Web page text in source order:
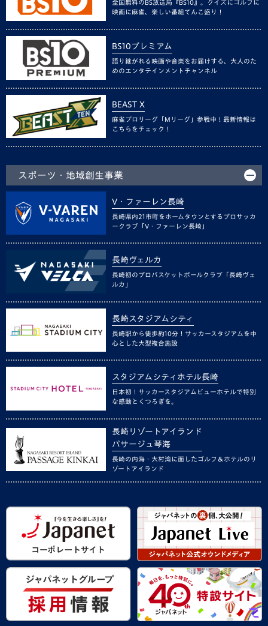
全国無料のBS放送局『BS10』。クイズにゴルフに
映画に麻雀、楽しい番組てんこ盛り！
BS10プレミアム
語り継がれる映画や音楽をお届けする、大人のた
めのエンタテインメントチャンネル
BEAST X
麻雀プロリーグ「Mリーグ」参戦中！最新情報は
こちらをチェック！
スポーツ・地域創生事業
V・ファーレン長崎
長崎県内21市町をホームタウンとするプロサッカ
ークラブ「V・ファーレン長崎」
長崎ヴェルカ
長崎初のプロバスケットボールクラブ「長崎ヴェ
ルカ」
長崎スタジアムシティ
長崎駅から徒歩約10分！サッカースタジアムを中
心とした大型複合施設
スタジアムシティホテル長崎
日本初！サッカースタジアムビューホテルで特別
な感動とくつろぎを。
長崎リゾートアイランド
パサージュ琴海
長崎の内海・大村湾に面したゴルフ＆ホテルのリ
ゾートアイランド